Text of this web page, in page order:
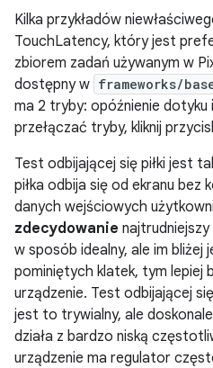
Kilka przykładów
TouchLatency, który jest
zbiorem zadań używanym w
dostępny w frameworks/
ma 2 tryby: opóźnienie dotyku
przełączać tryby, kliknij
Test odbijającej się piłki jest
piłka odbija się od ekranu bez
danych wejściowych
zdecydowanie
w sposób idealny, ale im bliżej
pominiętych klatek, tym lepiej
urządzenie. Test odbijającej
jest to trywialny, ale
działa z bardzo niską
urządzenie ma regulator